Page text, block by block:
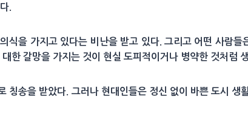
.
을 가지고 있다는 비난을 받고 있다. 그리고 어떤 사람들
한 갈망을 가지는 것이 현실 도피적이거나 병약한 것처럼
칭송을 받았다. 그러나 현대인들은 정신 없이 바쁜 도시 생